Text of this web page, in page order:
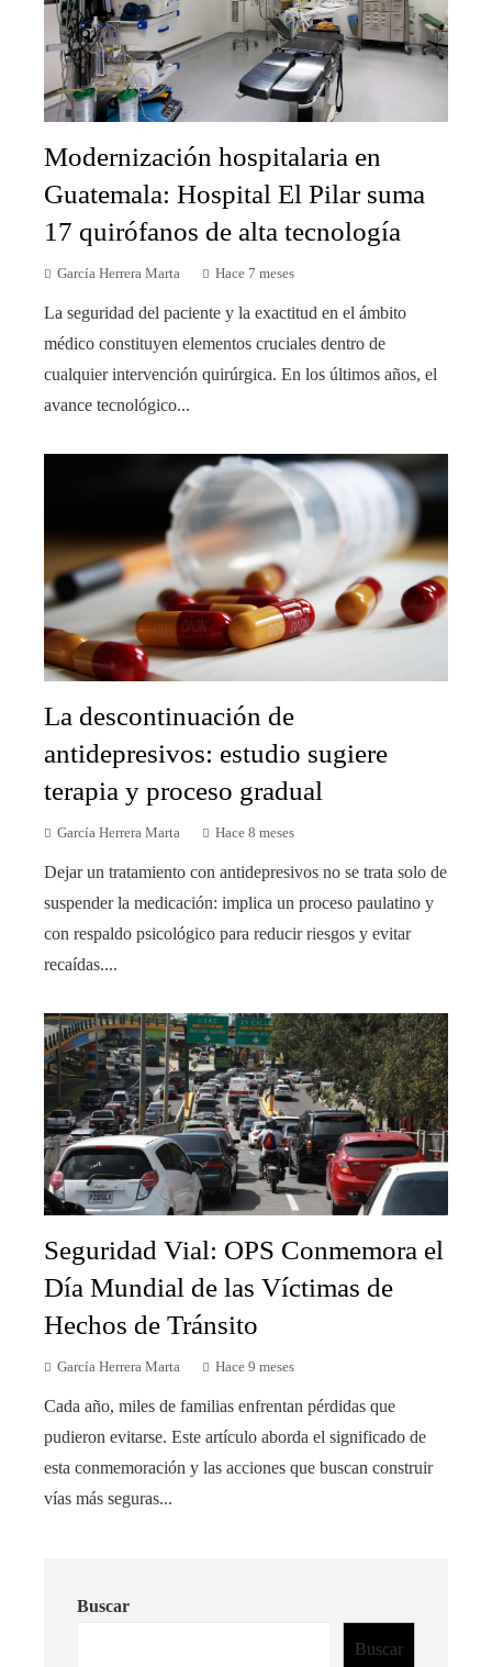
Modernización hospitalaria en
Guatemala: Hospital El Pilar suma
17 quirófanos de alta tecnología
García Herrera Marta Hace 7 meses
La seguridad del paciente y la exactitud en el ámbito
médico constituyen elementos cruciales dentro de
cualquier intervención quirúrgica. En los últimos años, el
avance tecnológico...
La descontinuación de
antidepresivos: estudio sugiere
terapia y proceso gradual
García Herrera Marta Hace 8 meses
Dejar un tratamiento con antidepresivos no se trata solo de
suspender la medicación: implica un proceso paulatino y
con respaldo psicológico para reducir riesgos y evitar
recaídas....
Seguridad Vial: OPS Conmemora el
Día Mundial de las Víctimas de
Hechos de Tránsito
García Herrera Marta Hace 9 meses
Cada año, miles de familias enfrentan pérdidas que
pudieron evitarse. Este artículo aborda el significado de
esta conmemoración y las acciones que buscan construir
vías más seguras...
Buscar
Buscar